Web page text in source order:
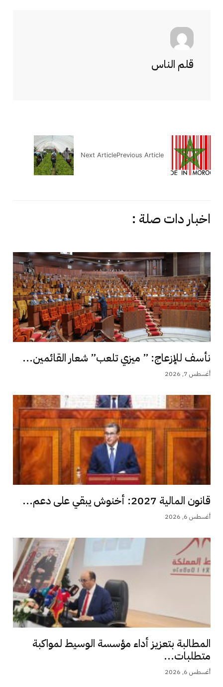
قلم الناس
Previous Article
Next Article
اخبار دات صلة :
نأسف للإزعاج: ” ميزي تلعب” شعار القائمين...
أغسطس 7, 2026
قانون المالية 2027: أخنوش يبقي على دعم...
أغسطس 6, 2026
المطالبة بتعزيز أداء مؤسسة الوسيط لمواكبة
متطلبات...
أغسطس 6, 2026